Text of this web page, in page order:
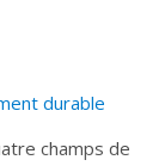
durable
champs de